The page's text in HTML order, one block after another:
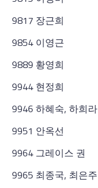
9817 장근희
9854 이영근
9889 황영희
9944 현정희
9946 하혜숙, 하희라
9951 안옥선
9964 그레이스 권
9965 최종국, 최은주